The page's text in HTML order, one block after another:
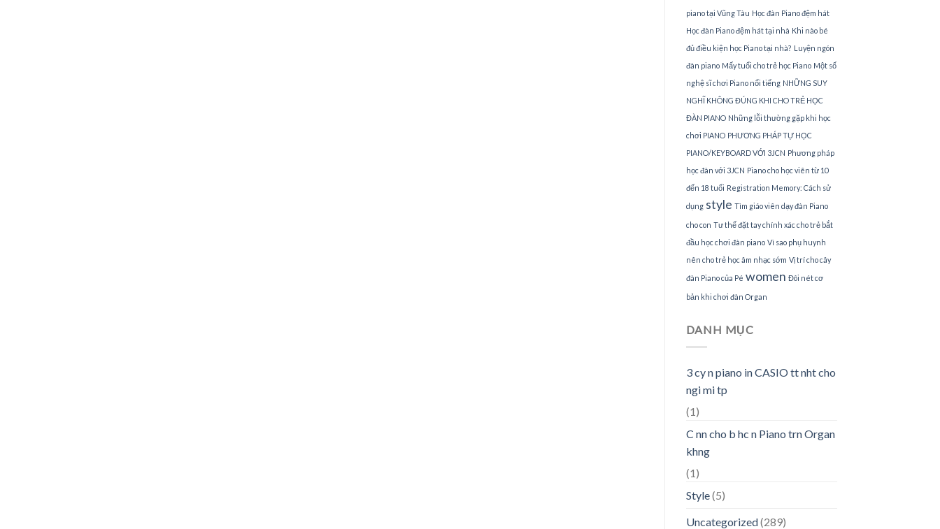
piano tại Vũng Tàu Học đàn Piano đệm hát
Học đàn Piano đệm hát tại nhà Khi nào bé
đủ điều kiện học Piano tại nhà? Luyện ngón
đàn piano Mấy tuổi cho trẻ học Piano Một số
nghệ sĩ chơi Piano nổi tiếng NHỮNG SUY
NGHĨ KHÔNG ĐÚNG KHI CHO TRẺ HỌC
ĐÀN PIANO Những lỗi thường gặp khi học
chơi PIANO PHƯƠNG PHÁP TỰ HỌC
PIANO/KEYBOARD VỚI 3JCN Phương pháp
học đàn với 3JCN Piano cho học viên từ 10
đến 18 tuổi Registration Memory: Cách sử
dụng style Tìm giáo viên dạy đàn Piano
cho con Tư thế đặt tay chính xác cho trẻ bắt
đầu học chơi đàn piano Vì sao phụ huynh
nên cho trẻ học âm nhạc sớm Vị trí cho cây
đàn Piano của Pé women Đôi nét cơ
bản khi chơi đàn Organ
DANH MỤC
3 cy n piano in CASIO tt nht cho
ngi mi tp
(1)
C nn cho b hc n Piano trn Organ
khng
(1)
Style(5)
Uncategorized(289)